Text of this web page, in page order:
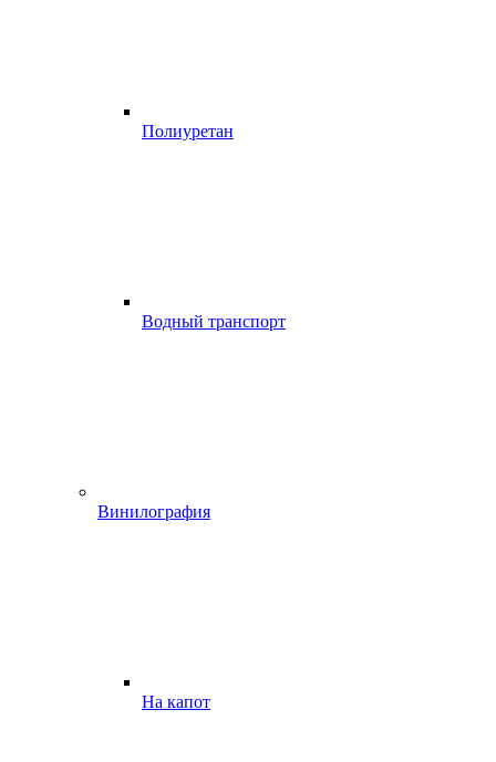
Полиуретан
Водный транспорт
Винилография
На капот